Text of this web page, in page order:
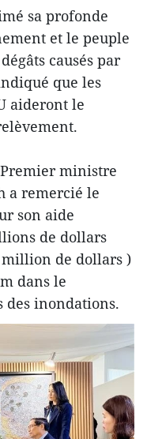
sa profonde
et le peuple
causés par
que les
aideront le
ministre
a remercié le
son aide
de dollars
million de dollars )
dans le
des inondations.